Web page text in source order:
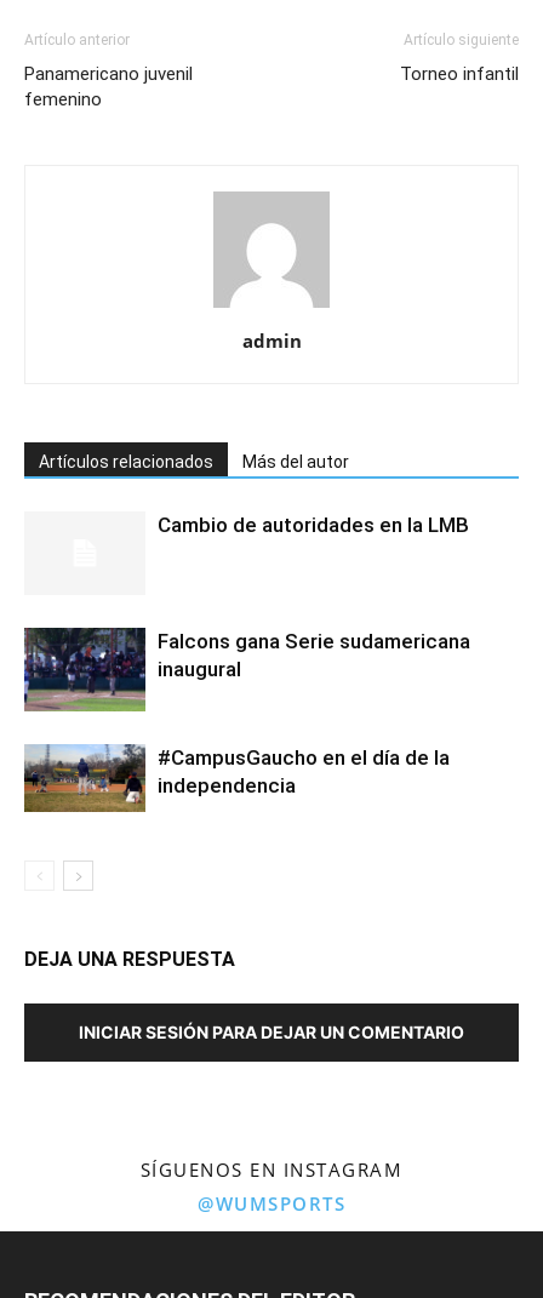
Artículo anterior
Panamericano juvenil
femenino
Artículo siguiente
Torneo infantil
admin
Artículos relacionados Más del autor
Cambio de autoridades en la LMB
Falcons gana Serie sudamericana
inaugural
#CampusGaucho en el día de la
independencia
DEJA UNA RESPUESTA
INICIAR SESIÓN PARA DEJAR UN COMENTARIO
SÍGUENOS EN INSTAGRAM
@WUMSPORTS